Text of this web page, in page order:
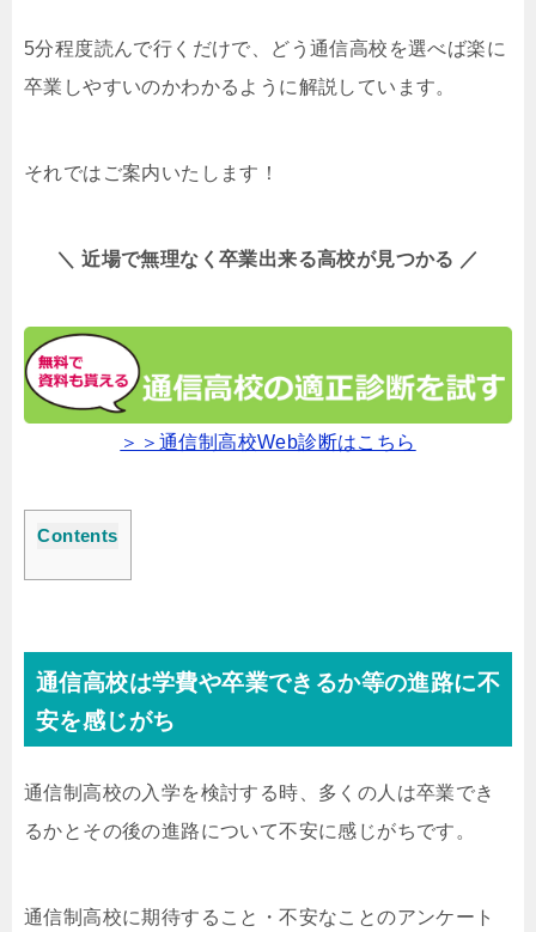
5分程度読んで行くだけで、どう通信高校を選べば楽に
卒業しやすいのかわかるように解説しています。
それではご案内いたします！
＼ 近場で無理なく卒業出来る高校が見つかる ／
＞＞通信制高校Web診断はこちら
Contents
通信高校は学費や卒業できるか等の進路に不
安を感じがち
通信制高校の入学を検討する時、多くの人は卒業でき
るかとその後の進路について不安に感じがちです。
通信制高校に期待すること・不安なことのアンケート